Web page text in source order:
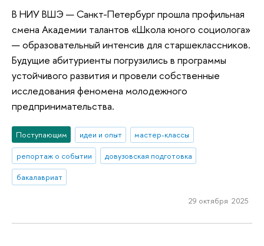
В НИУ ВШЭ — Санкт-Петербург прошла профильная
смена Академии талантов «Школа юного социолога»
— образовательный интенсив для старшеклассников.
Будущие абитуриенты погрузились в программы
устойчивого развития и провели собственные
исследования феномена молодежного
предпринимательства.
Поступающим идеи и опыт
мастер-классы
репортаж о событии
довузовская подготовка
бакалавриат
29 октября 2025